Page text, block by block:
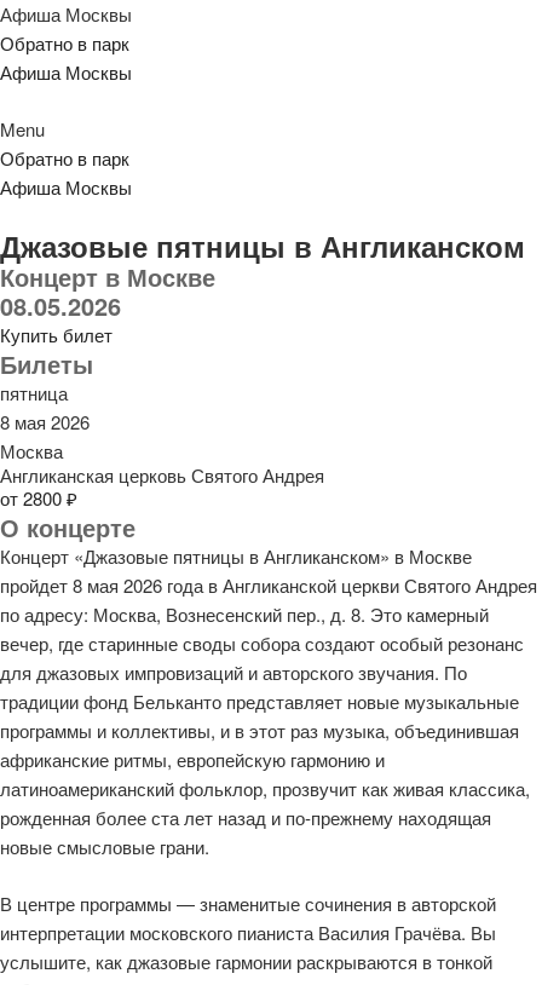
Афиша Москвы
Обратно в парк
Афиша Москвы
Menu
Обратно в парк
Афиша Москвы
Джазовые пятницы в Англиканском
Концерт в Москве
08.05.2026
Купить билет
Билеты
пятница
8 мая 2026
Москва
Англиканская церковь Святого Андрея
от 2800 ₽
О концерте
Концерт «Джазовые пятницы в Англиканском» в Москве
пройдет 8 мая 2026 года в Англиканской церкви Святого Андрея
по адресу: Москва, Вознесенский пер., д. 8. Это камерный
вечер, где старинные своды собора создают особый резонанс
для джазовых импровизаций и авторского звучания. По
традиции фонд Бельканто представляет новые музыкальные
программы и коллективы, и в этот раз музыка, объединившая
африканские ритмы, европейскую гармонию и
латиноамериканский фольклор, прозвучит как живая классика,
рожденная более ста лет назад и по‑прежнему находящая
новые смысловые грани.
В центре программы — знаменитые сочинения в авторской
интерпретации московского пианиста Василия Грачёва. Вы
услышите, как джазовые гармонии раскрываются в тонкой